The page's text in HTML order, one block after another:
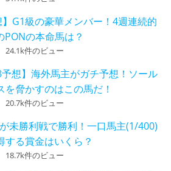
】G1級の豪華メンバー！4週連続的
PONの本命馬は？
24.1k件のビュー
予想】海外馬主がガチ予想！ソール
を脅かすのはこの馬だ！
20.7k件のビュー
未勝利戦で勝利！一口馬主(1/400)
する賞金はいくら？
18.7k件のビュー